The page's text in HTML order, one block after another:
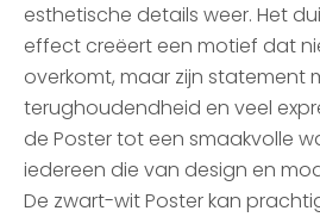
esthetische details weer. Het
effect creëert een motief dat
overkomt, maar zijn statement
terughoudendheid en veel
de Poster tot een smaakvolle
iedereen die van design en
De zwart-wit Poster kan